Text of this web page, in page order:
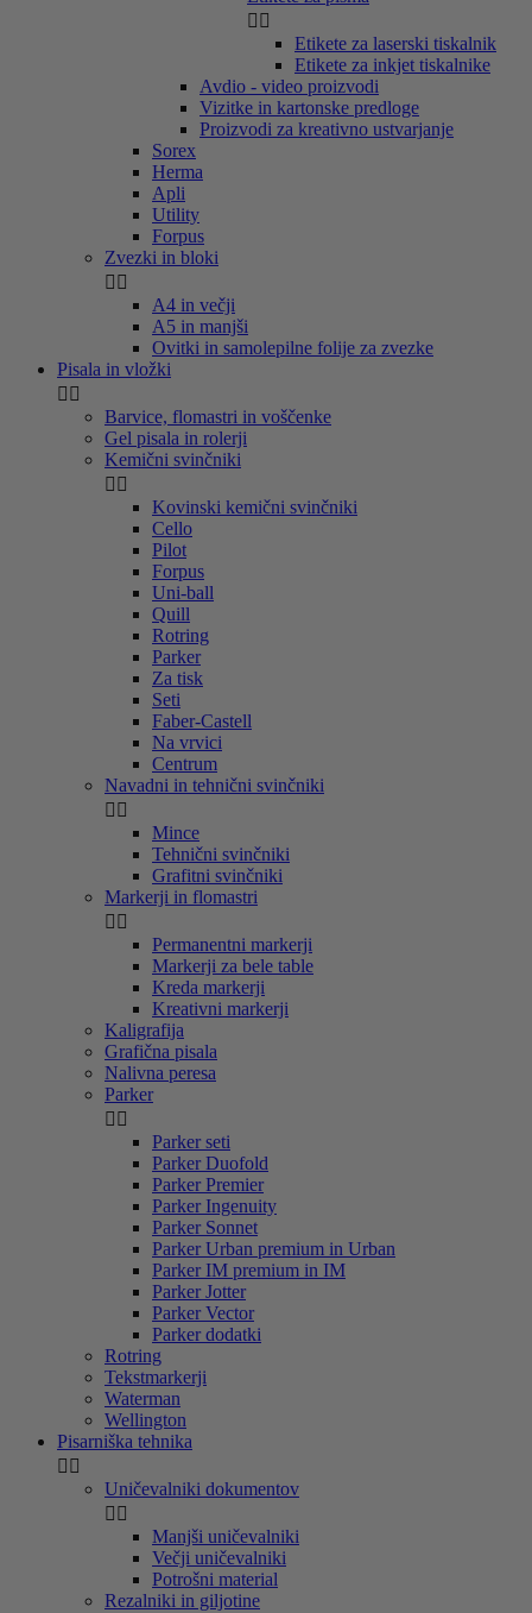
 
Etikete za laserski tiskalnik
Etikete za inkjet tiskalnike
Avdio - video proizvodi
Vizitke in kartonske predloge
Proizvodi za kreativno ustvarjanje
Sorex
Herma
Apli
Utility
Forpus
Zvezki in bloki
 
A4 in večji
A5 in manjši
Ovitki in samolepilne folije za zvezke
Pisala in vložki
 
Barvice, flomastri in voščenke
Gel pisala in rolerji
Kemični svinčniki
 
Kovinski kemični svinčniki
Cello
Pilot
Forpus
Uni-ball
Quill
Rotring
Parker
Za tisk
Seti
Faber-Castell
Na vrvici
Centrum
Navadni in tehnični svinčniki
 
Mince
Tehnični svinčniki
Grafitni svinčniki
Markerji in flomastri
 
Permanentni markerji
Markerji za bele table
Kreda markerji
Kreativni markerji
Kaligrafija
Grafična pisala
Nalivna peresa
Parker
 
Parker seti
Parker Duofold
Parker Premier
Parker Ingenuity
Parker Sonnet
Parker Urban premium in Urban
Parker IM premium in IM
Parker Jotter
Parker Vector
Parker dodatki
Rotring
Tekstmarkerji
Waterman
Wellington
Pisarniška tehnika
 
Uničevalniki dokumentov
 
Manjši uničevalniki
Večji uničevalniki
Potrošni material
Rezalniki in giljotine